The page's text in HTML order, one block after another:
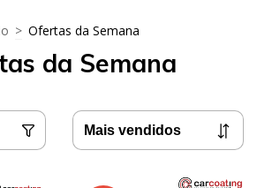
> Ofertas da Semana
da Semana